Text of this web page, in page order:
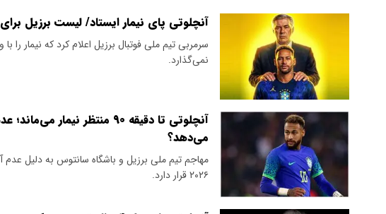
آنچلوتی پای نیمار ایستاد/ لیست برزیل برای جام جهانی
نمی‌گذارد.
می‌دهد؟
مهاجم تیم ملی برزیل و باشگاه سانتوس به دلیل
۲۰۲۶ قرار دارد.